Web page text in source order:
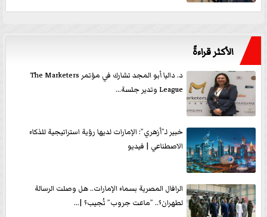
الأكثر قراءةً
د. داليا أبو المجد تشارك في مؤتمر The Marketers
League وتدير جلسة...
خبير لـ”أزهري”: الإمارات لديها رؤية استراتيجية للذكاء
الاصطناعي | فيديو
الرافال المصرية بسماء الإمارات.. هل وصلت الرسالة
لطهران؟.. ”ماعت جروب” تُجيب؟ |...